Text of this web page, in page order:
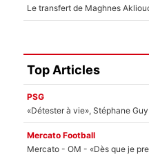
Top Articles
PSG
Mercato Football